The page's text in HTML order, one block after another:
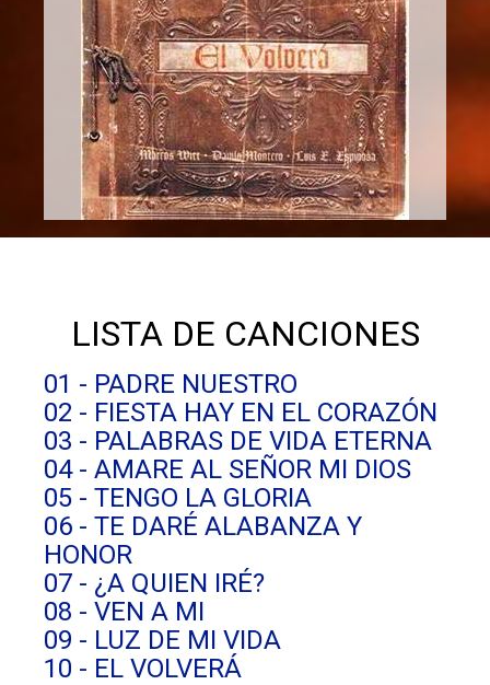
LISTA DE CANCIONES
01 - PADRE NUESTRO
02 - FIESTA HAY EN EL CORAZÓN
03 - PALABRAS DE VIDA ETERNA
04 - AMARE AL SEÑOR MI DIOS
05 - TENGO LA GLORIA
06 - TE DARÉ ALABANZA Y
HONOR
07 - ¿A QUIEN IRÉ?
08 - VEN A MI
09 - LUZ DE MI VIDA
10 - EL VOLVERÁ